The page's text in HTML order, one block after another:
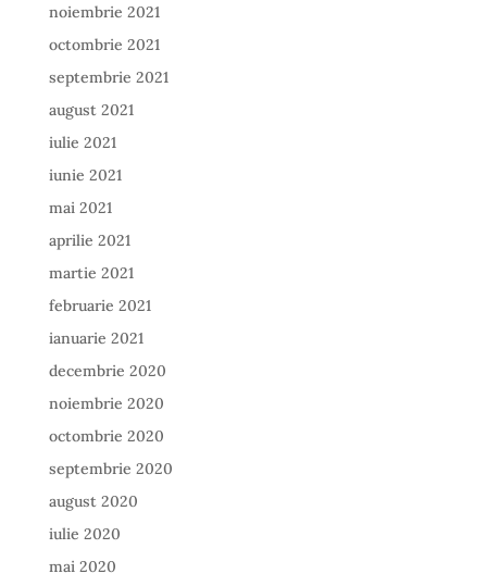
noiembrie 2021
octombrie 2021
septembrie 2021
august 2021
iulie 2021
iunie 2021
mai 2021
aprilie 2021
martie 2021
februarie 2021
ianuarie 2021
decembrie 2020
noiembrie 2020
octombrie 2020
septembrie 2020
august 2020
iulie 2020
mai 2020